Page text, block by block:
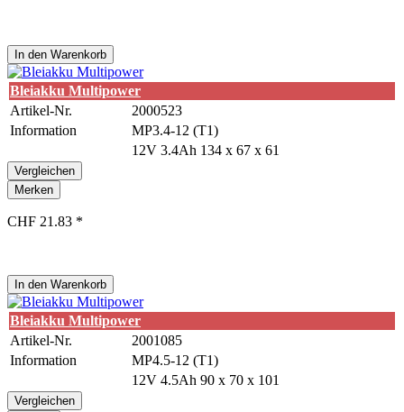
In den Warenkorb
Bleiakku Multipower
Artikel-Nr.
2000523
Information
MP3.4-12 (T1)
12V 3.4Ah 134 x 67 x 61
Vergleichen
Merken
CHF 21.83 *
In den Warenkorb
Bleiakku Multipower
Artikel-Nr.
2001085
Information
MP4.5-12 (T1)
12V 4.5Ah 90 x 70 x 101
Vergleichen